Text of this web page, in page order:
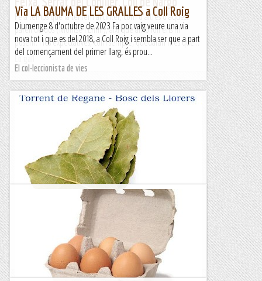
Feia temps que la teníem al tinter, com d'altres d'aquest
parell de dos (Montse i Emili), així que amb Ioli ens hi
posem. I les expectatives, com sempre, quedaran més que...
Lo gall
Via LA BAUMA DE LES GRALLES a Coll Roig
Diumenge 8 d'octubre de 2023 Fa poc vaig veure una via
nova tot i que es del 2018, a Coll Roig i sembla ser que a part
del començament del primer llarg, és prou...
El col·leccionista de vies
Olesa de Montserrat , Torrent de Reganés-
Bosc dels Llorers
&nb...